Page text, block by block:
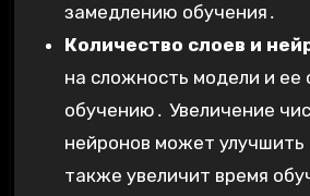
замедлению обучения․
Количество слоев и
на сложность модели и ее
обучению․ Увеличение
нейронов может улучшить
также увеличит время